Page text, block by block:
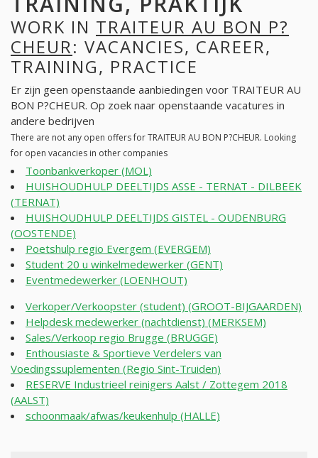
WORK IN TRAITEUR AU BON P?
CHEUR: VACANCIES, CAREER,
TRAINING, PRACTICE
Er zijn geen openstaande aanbiedingen voor TRAITEUR AU
BON P?CHEUR. Op zoek naar openstaande vacatures in
andere bedrijven
There are not any open offers for TRAITEUR AU BON P?CHEUR. Looking
for open vacancies in other companies
Toonbankverkoper (MOL)
HUISHOUDHULP DEELTIJDS ASSE - TERNAT - DILBEEK
(TERNAT)
HUISHOUDHULP DEELTIJDS GISTEL - OUDENBURG
(OOSTENDE)
Poetshulp regio Evergem (EVERGEM)
Student 20 u winkelmedewerker (GENT)
Eventmedewerker (LOENHOUT)
Verkoper/Verkoopster (student) (GROOT-BIJGAARDEN)
Helpdesk medewerker (nachtdienst) (MERKSEM)
Sales/Verkoop regio Brugge (BRUGGE)
Enthousiaste & Sportieve Verdelers van
Voedingssuplementen (Regio Sint-Truiden)
RESERVE Industrieel reinigers Aalst / Zottegem 2018
(AALST)
schoonmaak/afwas/keukenhulp (HALLE)